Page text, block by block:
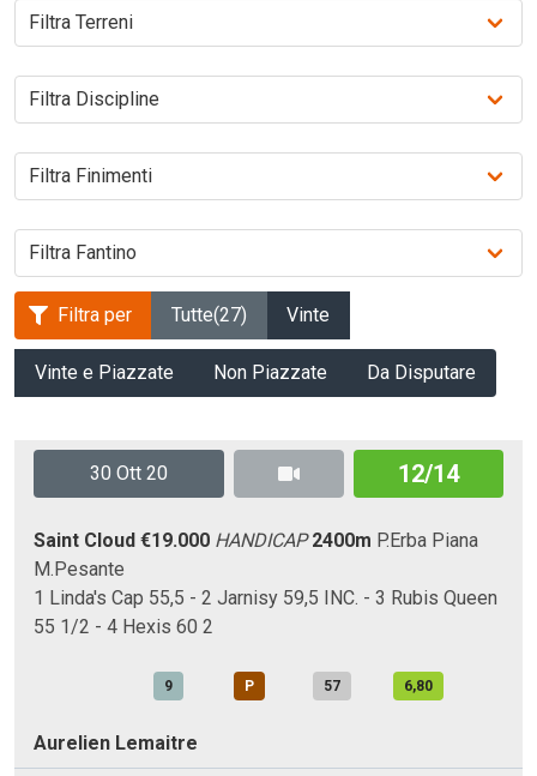
Filtra per Tutte(27) Vinte
Vinte e Piazzate Non Piazzate Da Disputare
30 Ott 20 12/14
Saint Cloud €19.000 HANDICAP 2400m P.Erba Piana
M.Pesante
1 Linda's Cap 55,5 - 2 Jarnisy 59,5 INC. - 3 Rubis Queen
55 1/2 - 4 Hexis 60 2
9 P 57 6,80
Aurelien Lemaitre